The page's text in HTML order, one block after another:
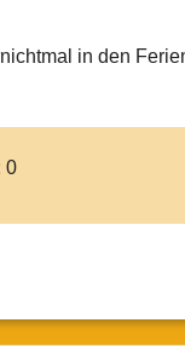
Halt und GUte
euch paar Mal
was....
Hat er oder du
in den
0